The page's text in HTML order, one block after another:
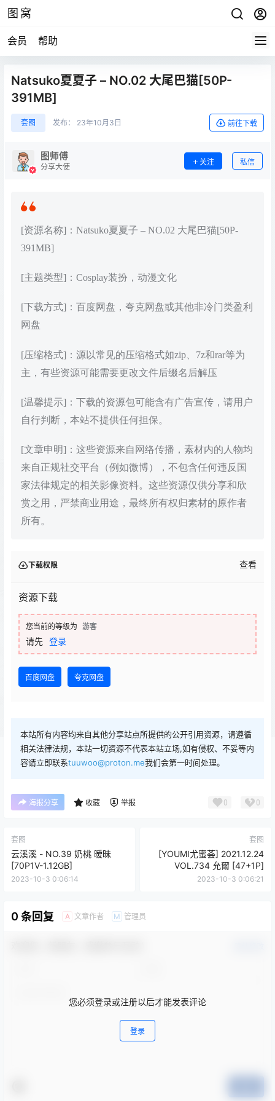
图窝
会员 帮助
Natsuko夏夏子 – NO.02 大尾巴猫[50P-
391MB]
套图 发布： 23年10月3日 前往下载
图师傅
分享大使
关注 私信
[资源名称]：Natsuko夏夏子 – NO.02 大尾巴猫[50P-
391MB]
[主题类型]：Cosplay装扮，动漫文化
[下载方式]：百度网盘，夸克网盘或其他非冷门类盈利
网盘
[压缩格式]：源以常见的压缩格式如zip、7z和rar等为
主，有些资源可能需要更改文件后缀名后解压
[温馨提示]：下载的资源包可能含有广告宣传，请用户
自行判断，本站不提供任何担保。
[文章申明]：这些资源来自网络传播，素材内的人物均
来自正规社交平台（例如微博），不包含任何违反国
家法律规定的相关影像资料。这些资源仅供分享和欣
赏之用，严禁商业用途，最终所有权归素材的原作者
所有。
下载权限 查看
资源下载
您当前的等级为 游客
请先 登录
百度网盘 夸克网盘
本站所有内容均来自其他分享站点所提供的公开引用资源，请遵循
相关法律法规，本站一切资源不代表本站立场,如有侵权、不妥等内
容请立即联系tuuwoo@proton.me我们会第一时间处理。
海报分享 收藏 举报 0 0
套图
云溪溪 - NO.39 奶桃 暧昧
[70P1V-1.12GB]
2023-10-3 0:06:14
套图
[YOUMI尤蜜荟] 2021.12.24
VOL.734 允爾 [47+1P]
2023-10-3 0:06:21
0 条回复 A 文章作者 M 管理员
您必须登录或注册以后才能发表评论
登录